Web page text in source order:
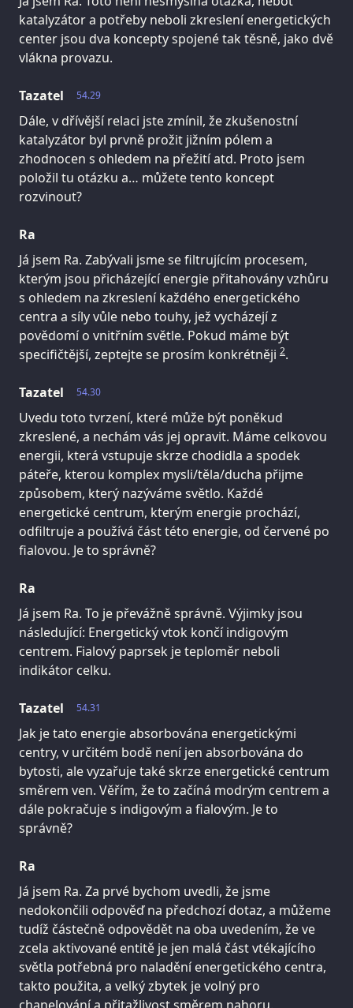
katalyzátor a potřeby neboli zkreslení energetických
center jsou dva koncepty spojené tak těsně, jako dvě
vlákna provazu.
54.29
Tazatel
Dále, v dřívější relaci jste zmínil, že zkušenostní
katalyzátor byl prvně prožit jižním pólem a
zhodnocen s ohledem na přežití atd. Proto jsem
položil tu otázku a… můžete tento koncept
rozvinout?
Ra
Já jsem Ra. Zabývali jsme se filtrujícím procesem,
kterým jsou přicházející energie přitahovány vzhůru
s ohledem na zkreslení každého energetického
centra a síly vůle nebo touhy, jež vycházejí z
povědomí o vnitřním světle. Pokud máme být
specifičtější, zeptejte se prosím konkrétněji 2.
54.30
Tazatel
Uvedu toto tvrzení, které může být poněkud
zkreslené, a nechám vás jej opravit. Máme celkovou
energii, která vstupuje skrze chodidla a spodek
páteře, kterou komplex mysli/těla/ducha přijme
způsobem, který nazýváme světlo. Každé
energetické centrum, kterým energie prochází,
odfiltruje a používá část této energie, od červené po
fialovou. Je to správně?
Ra
Já jsem Ra. To je převážně správně. Výjimky jsou
následující: Energetický vtok končí indigovým
centrem. Fialový paprsek je teploměr neboli
indikátor celku.
54.31
Tazatel
Jak je tato energie absorbována energetickými
centry, v určitém bodě není jen absorbována do
bytosti, ale vyzařuje také skrze energetické centrum
směrem ven. Věřím, že to začíná modrým centrem a
dále pokračuje s indigovým a fialovým. Je to
správně?
Ra
Já jsem Ra. Za prvé bychom uvedli, že jsme
nedokončili odpověď na předchozí dotaz, a můžeme
tudíž částečně odpovědět na oba uvedením, že ve
zcela aktivované entitě je jen malá část vtékajícího
světla potřebná pro naladění energetického centra,
takto použita, a velký zbytek je volný pro